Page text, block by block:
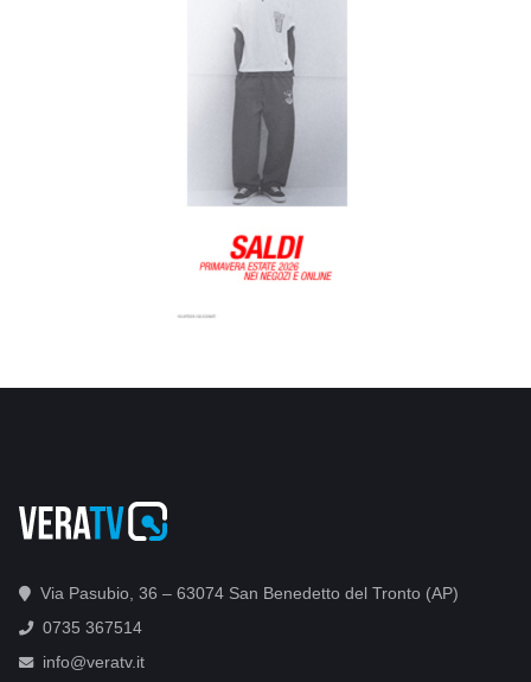
Via Pasubio, 36 – 63074 San Benedetto del Tronto (AP)
0735 367514
info@veratv.it